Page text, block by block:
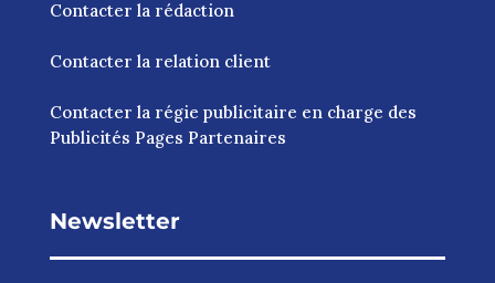
Contacter la rédaction
Contacter la relation client
Contacter la régie publicitaire en charge des
Publicités Pages Partenaires
Newsletter